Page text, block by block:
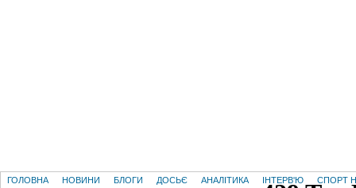
ГОЛОВНА НОВИНИ БЛОГИ ДОСЬЄ АНАЛІТИКА ІНТЕРВ'Ю СПОРТ